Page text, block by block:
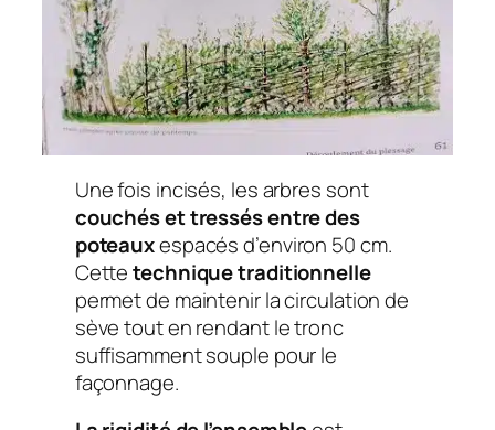
Une fois incisés, les arbres sont
couchés et tressés entre des
poteauxespacés d’environ 50 cm.
Cettetechnique traditionnelle
permet de maintenir la circulation de
sève tout en rendant le tronc
suffisamment souple pour le
façonnage.